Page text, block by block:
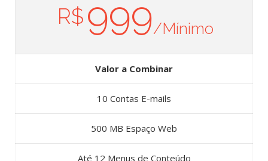
R$999/Mínimo
Valor a Combinar
10 Contas E-mails
500 MB Espaço Web
Até 12 Menus de Conteúdo